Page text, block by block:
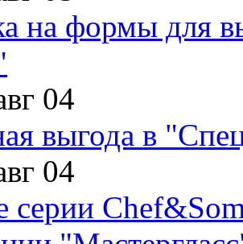
на формы для
04
выгода в
04
серии